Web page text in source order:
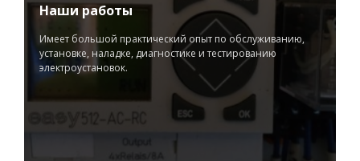
Наши работы
Имеет большой практический опыт по обслуживанию,
установке, наладке, диагностике и тестированию
электроустановок.